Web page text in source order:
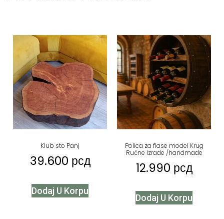
Klub sto Panj
39.600 рсд
Dodaj U Korpu
Polica za flase model Krug
Ručne izrade /handmade
12.990 рсд
Dodaj U Korpu